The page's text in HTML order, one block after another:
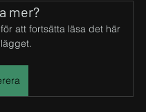
mer?
att fortsätta läsa det här